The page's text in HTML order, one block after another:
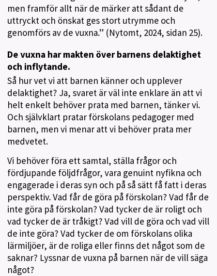
men framför allt när de märker att sådant de
uttryckt och önskat ges stort utrymme och
genomförs av de vuxna.” (Nytomt, 2024, sidan 25).
De vuxna har makten över barnens delaktighet
och inflytande.
Så hur vet vi att barnen känner och upplever
delaktighet? Ja, svaret är väl inte enklare än att vi
helt enkelt behöver prata med barnen, tänker vi.
Och självklart pratar förskolans pedagoger med
barnen, men vi menar att vi behöver prata mer
medvetet.
Vi behöver föra ett samtal, ställa frågor och
fördjupande följdfrågor, vara genuint nyfikna och
engagerade i deras syn och på så sätt få fatt i deras
perspektiv. Vad får de göra på förskolan? Vad får de
inte göra på förskolan? Vad tycker de är roligt och
vad tycker de är tråkigt? Vad vill de göra och vad vill
de inte göra? Vad tycker de om förskolans olika
lärmiljöer, är de roliga eller finns det något som de
saknar? Lyssnar de vuxna på barnen när de vill säga
något?